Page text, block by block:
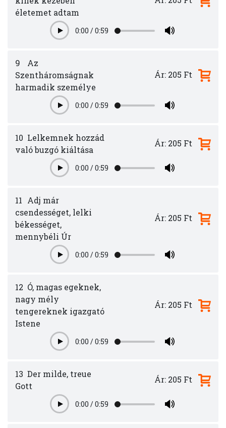
életemet adtam
Play0:00 /0:59
9
Az
Szentháromságnak
harmadik személye
Play0:00 /0:59
Ár: 205 Ft
10 Lelkemnek hozzád
való buzgó kiáltása
Play0:00 /0:59
Ár: 205 Ft
11
Adj már
csendességet, lelki
békességet,
mennybéli Úr
Play0:00 /0:59
Ár: 205 Ft
12 Ó, magas egeknek,
nagy mély
tengereknek igazgató
Istene
Play0:00 /0:59
Ár: 205 Ft
13 Der milde, treue
Gott
Play0:00 /0:59
Ár: 205 Ft